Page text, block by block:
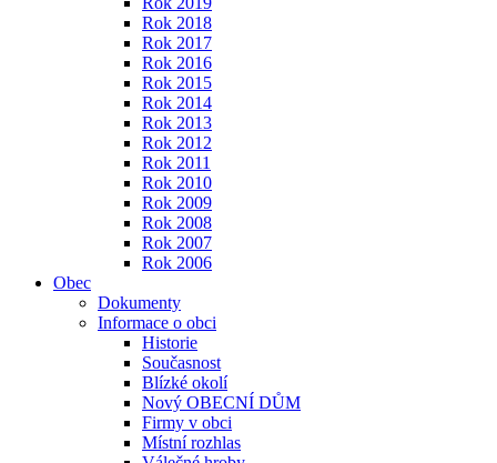
Rok 2018
Rok 2017
Rok 2016
Rok 2015
Rok 2014
Rok 2013
Rok 2012
Rok 2011
Rok 2010
Rok 2009
Rok 2008
Rok 2007
Rok 2006
Obec
Dokumenty
Informace o obci
Historie
Současnost
Blízké okolí
Nový OBECNÍ DŮM
Firmy v obci
Místní rozhlas